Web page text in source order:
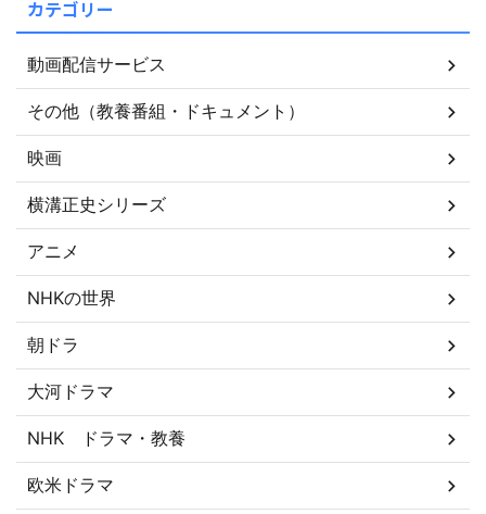
カテゴリー
動画配信サービス
その他（教養番組・ドキュメント）
映画
横溝正史シリーズ
アニメ
NHKの世界
朝ドラ
大河ドラマ
NHK ドラマ・教養
欧米ドラマ